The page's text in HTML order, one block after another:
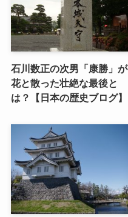
石川数正の次男「康勝」が
花と散った壮絶な最後と
は？【日本の歴史ブログ】